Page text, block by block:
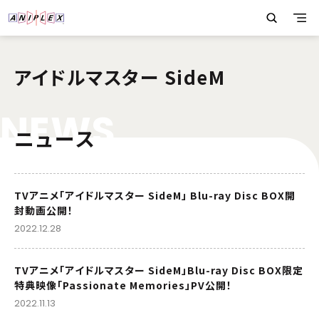
アイドルマスター SideM
NEWS
ニュース
TVアニメ「アイドルマスター SideM」 Blu-ray Disc BOX開
封動画公開！
2022.12.28
TVアニメ「アイドルマスター SideM」Blu-ray Disc BOX限定
特典映像「Passionate Memories」PV公開！
2022.11.13